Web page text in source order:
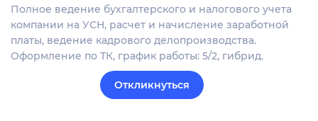
Полное ведение бухгалтерского и налогового учета
компании на УСН, расчет и начисление заработной
платы, ведение кадрового делопроизводства.
Оформление по ТК, график работы: 5/2, гибрид.
Откликнуться